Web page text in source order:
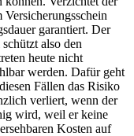
Versicherungsschein
garantiert. Der
also den
heute nicht
werden. Dafür geht
Fällen das Risiko
verliert, wenn der
wird, weil er keine
Kosten auf